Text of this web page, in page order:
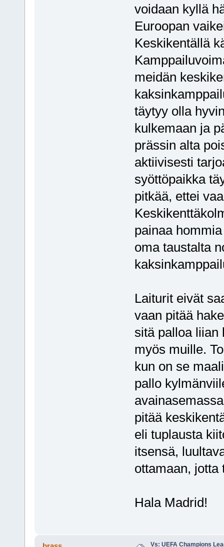
voidaan kyllä
Euroopan
Keskikentällä
meidän
täytyy olla
kulkemaan ja
prässin alta
aktiivisesti
syöttöpaikka
pitkää, ettei
painaa
oma taustalta
Laiturit eivät
vaan pitää
sitä palloa liian
myös muille.
kun on se
pallo
pitää
eli tuplausta
itsensä,
ottamaan, jotta
Hala Madrid!
Vs: UEFA Champions